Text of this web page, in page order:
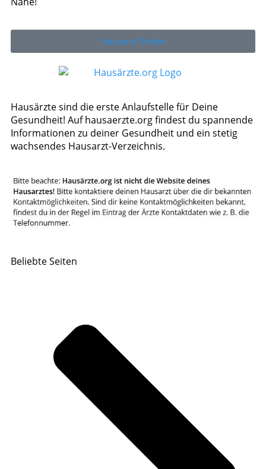
Hausarzt finden
Hausärzte sind die erste Anlaufstelle für Deine
Gesundheit! Auf hausaerzte.org findest du spannende
Informationen zu deiner Gesundheit und ein stetig
wachsendes Hausarzt-Verzeichnis.
Beliebte Seiten